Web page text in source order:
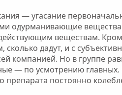
— угасание
одурманивающие
веществам.
сколько дадут, и с
компанией. Но в группе
— по усмотрению
постоянно